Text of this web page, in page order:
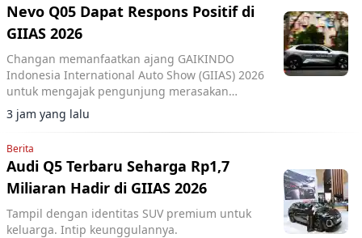
Nevo Q05 Dapat Respons Positif di
GIIAS 2026
Changan memanfaatkan ajang GAIKINDO
Indonesia International Auto Show (GIIAS) 2026
untuk mengajak pengunjung merasakan
langsung performa dua model terbarunya,
Changan Deepal S05 dan Changan Nevo Q05.
3 jam yang lalu
Berita
Audi Q5 Terbaru Seharga Rp1,7
Miliaran Hadir di GIIAS 2026
Tampil dengan identitas SUV premium untuk
keluarga. Intip keunggulannya.